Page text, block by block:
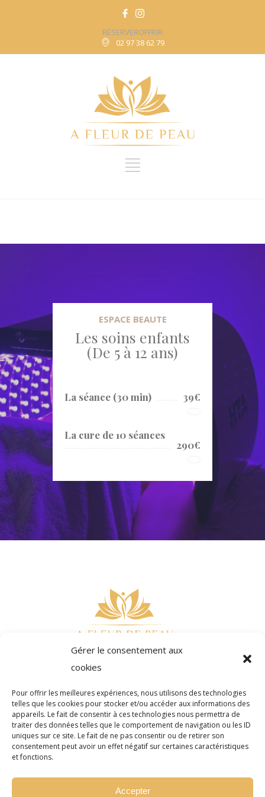
Gérer le consentement aux
cookies
Pour offrir les meilleures expériences, nous utilisons des technologies
telles que les cookies pour stocker et/ou accéder aux informations des
appareils. Le fait de consentir à ces technologies nous permettra de
traiter des données telles que le comportement de navigation ou les ID
uniques sur ce site. Le fait de ne pas consentir ou de retirer son
consentement peut avoir un effet négatif sur certaines caractéristiques
et fonctions.
Accepter
RÉSERVEROFFRIR
02 97 38 62 79
ESPACE BEAUTE
Les soins enfants
(De 5 à 12 ans)
La séance (30 min) 39€
La cure de 10 séances
290€
Réserver Offrir